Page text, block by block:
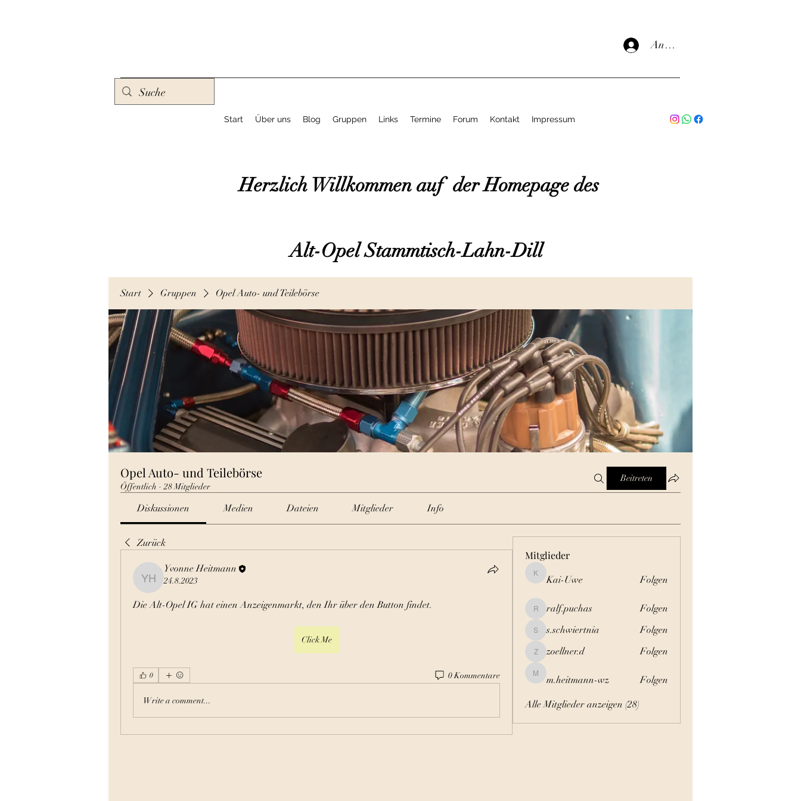
Anmelden
Start Über uns Blog Gruppen Links Termine Forum Kontakt Impressum
Herzlich Willkommen auf der Homepage des
Alt-Opel Stammtisch-Lahn-Dill
Start Gruppen Opel Auto- und Teilebörse
Opel Auto- und Teilebörse
Öffentlich · 28 Mitglieder
Beitreten
Diskussionen Medien Dateien Mitglieder Info
Zurück
Yvonne Heitmann
Yvonne Heitmann
24.8.2023
Die Alt-Opel IG hat einen Anzeigenmarkt, den Ihr über den Button findet.
Click Me
0 0 Kommentare
Write a comment...
Mitglieder
Kai-Uwe
Kai-Uwe Folgen
ralf.puchas
ralf.puchas Folgen
s.schwiertnia
s.schwiertnia Folgen
zoellner.d
zoellner.d Folgen
m.heitmann-wz
m.heitmann-wz Folgen
Alle Mitglieder anzeigen (28)